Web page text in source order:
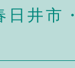
井市・